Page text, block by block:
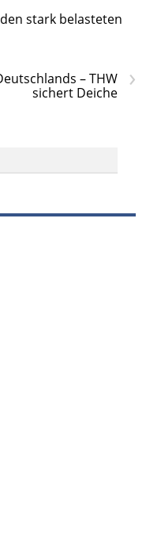
stark belasteten
›
– THW
sichert Deiche